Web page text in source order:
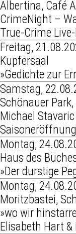
Albertina, Café
CrimeNight –
True-Crime
Freitag,
Kupfersaal
»Gedichte zur
Samstag,
Schönauer
Michael
Saisoneröffnung
Montag,
Haus des
»Der durstige
Montag,
Moritzbastei,
»wo wir
Elisabeth Hart